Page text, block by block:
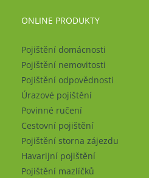
ONLINE PRODUKTY
Pojištění domácnosti
Pojištění nemovitosti
Pojištění odpovědnosti
Úrazové pojištění
Povinné ručení
Cestovní pojištění
Pojištění storna zájezdu
Havarijní pojištění
Pojištění mazlíčků